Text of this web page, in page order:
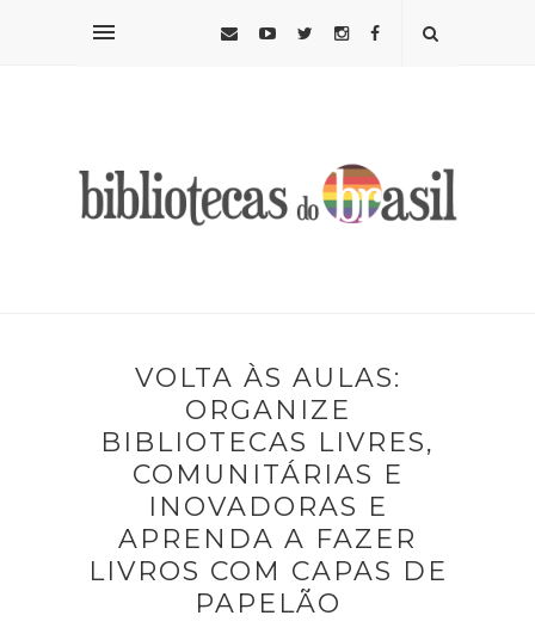
VOLTA ÀS AULAS:
ORGANIZE
BIBLIOTECAS LIVRES,
COMUNITÁRIAS E
INOVADORAS E
APRENDA A FAZER
LIVROS COM CAPAS DE
PAPELÃO